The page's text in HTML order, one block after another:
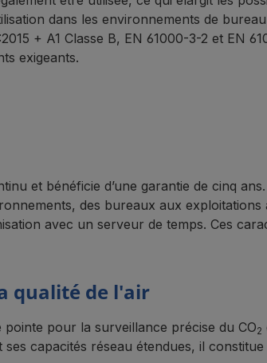
dans les environnements de
+ A1 Classe B, EN 61000-3-2 et EN
exigeants.
et bénéficie d’une garantie de cinq
des bureaux aux
avec un serveur de temps. Ces
qualité de l'air
pour la surveillance précise du CO2
capacités réseau étendues, il